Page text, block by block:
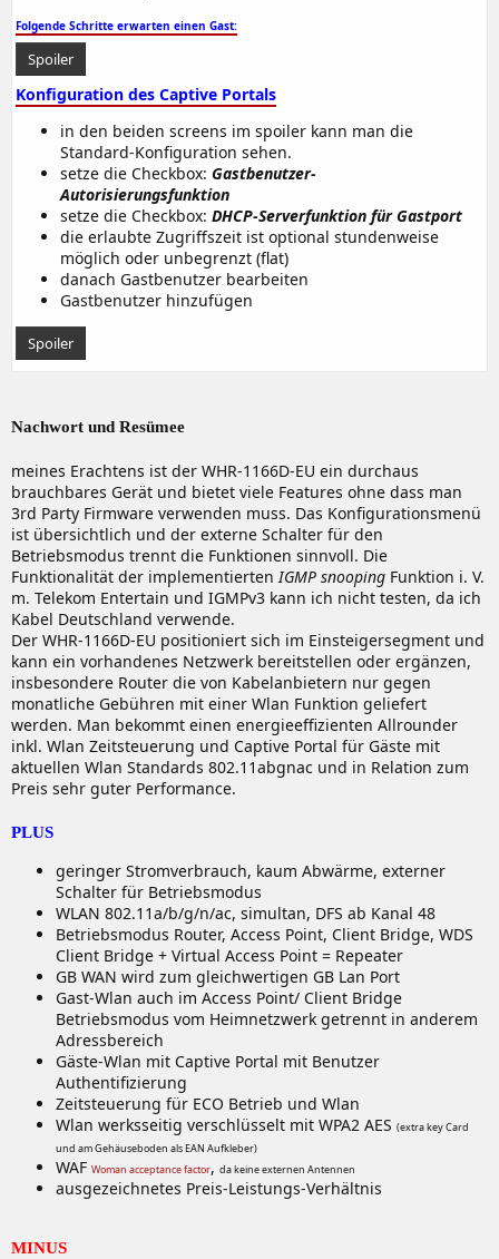
Folgende Schritte erwarten einen Gast:
Spoiler
Konfiguration des Captive Portals
in den beiden screens im spoiler kann man die
Standard-Konfiguration sehen.
setze die Checkbox: Gastbenutzer-
Autorisierungsfunktion
setze die Checkbox: DHCP-Serverfunktion für Gastport
die erlaubte Zugriffszeit ist optional stundenweise
möglich oder unbegrenzt (flat)
danach Gastbenutzer bearbeiten
Gastbenutzer hinzufügen
Spoiler
Nachwort und Resümee
meines Erachtens ist der WHR-1166D-EU ein durchaus
brauchbares Gerät und bietet viele Features ohne dass man
3rd Party Firmware verwenden muss. Das Konfigurationsmenü
ist übersichtlich und der externe Schalter für den
Betriebsmodus trennt die Funktionen sinnvoll. Die
Funktionalität der implementiertenIGMP snooping Funktion i. V.
m. Telekom Entertain und IGMPv3 kann ich nicht testen, da ich
Kabel Deutschland verwende.
Der WHR-1166D-EU positioniert sich im Einsteigersegment und
kann ein vorhandenes Netzwerk bereitstellen oder ergänzen,
insbesondere Router die von Kabelanbietern nur gegen
monatliche Gebühren mit einer Wlan Funktion geliefert
werden. Man bekommt einen energieeffizienten Allrounder
inkl. Wlan Zeitsteuerung und Captive Portal für Gäste mit
aktuellen Wlan Standards 802.11abgnac und in Relation zum
Preis sehr guter Performance.
PLUS
geringer Stromverbrauch, kaum Abwärme, externer
Schalter für Betriebsmodus
WLAN 802.11a/b/g/n/ac, simultan, DFS ab Kanal 48
Betriebsmodus Router, Access Point, Client Bridge, WDS
Client Bridge + Virtual Access Point = Repeater
GB WAN wird zum gleichwertigen GB Lan Port
Gast-Wlan auch im Access Point/ Client Bridge
Betriebsmodus vom Heimnetzwerk getrennt in anderem
Adressbereich
Gäste-Wlan mit Captive Portal mit Benutzer
Authentifizierung
Zeitsteuerung für ECO Betrieb und Wlan
Wlan werksseitig verschlüsselt mit WPA2 AES (extra key Card
und am Gehäuseboden als EAN Aufkleber)
WAF Woman acceptance factor, da keine externen Antennen
ausgezeichnetes Preis-Leistungs-Verhältnis
MINUS